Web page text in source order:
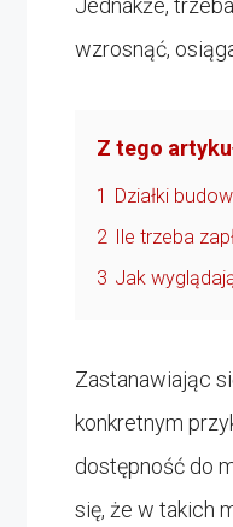
Jednakże,
wzrosnąć,
Z tego
1 Działki
2 Ile trzeba
3 Jak
Zastanawiając
konkretnym
dostępność do
się, że w takich